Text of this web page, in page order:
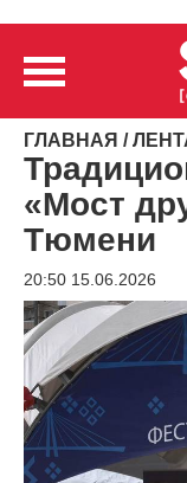
ГЛАВНАЯ /
«Мост
Тюмени
20:50 15.06.2026
Видеоплеер